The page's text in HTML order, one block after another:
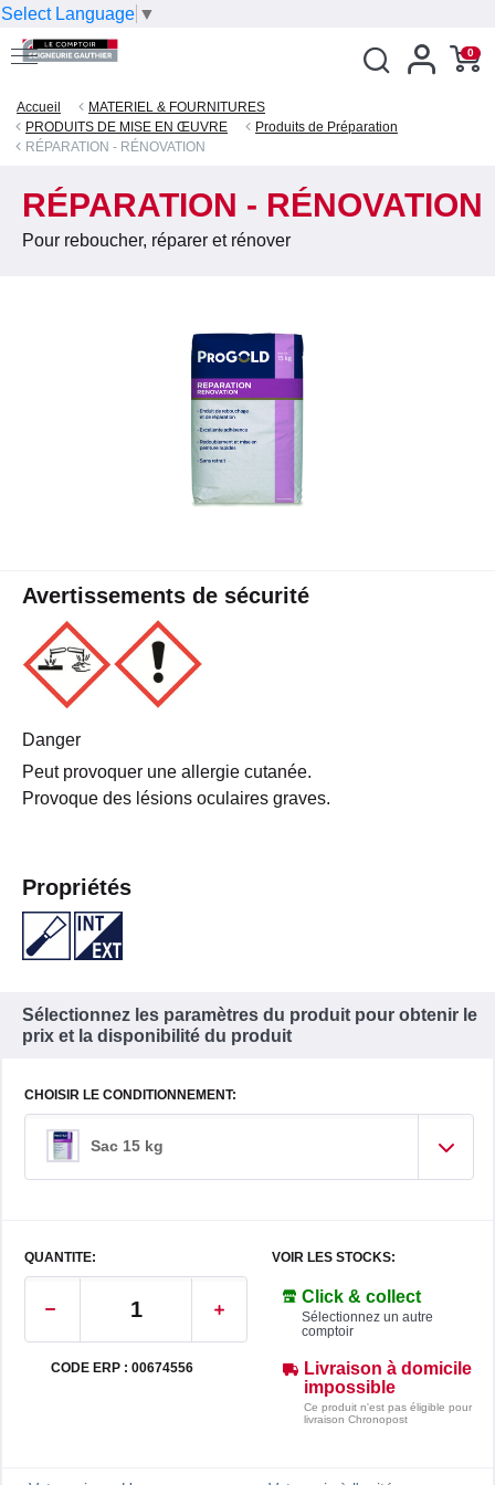
Select Language ▼
0
Accueil
MATERIEL & FOURNITURES
PRODUITS DE MISE EN ŒUVRE
Produits de Préparation
RÉPARATION - RÉNOVATION
RÉPARATION - RÉNOVATION
Pour reboucher, réparer et rénover
Avertissements de sécurité
Danger
Peut provoquer une allergie cutanée.
Provoque des lésions oculaires graves.
Propriétés
Sélectionnez les paramètres du produit pour obtenir le
prix et la disponibilité du produit
CHOISIR LE CONDITIONNEMENT:
Sac 15 kg
QUANTITE:
CODE ERP : 00674556
VOIR LES STOCKS:
Click & collect
Sélectionnez un autre
comptoir
Livraison à domicile
impossible
Ce produit n'est pas éligible pour
livraison Chronopost